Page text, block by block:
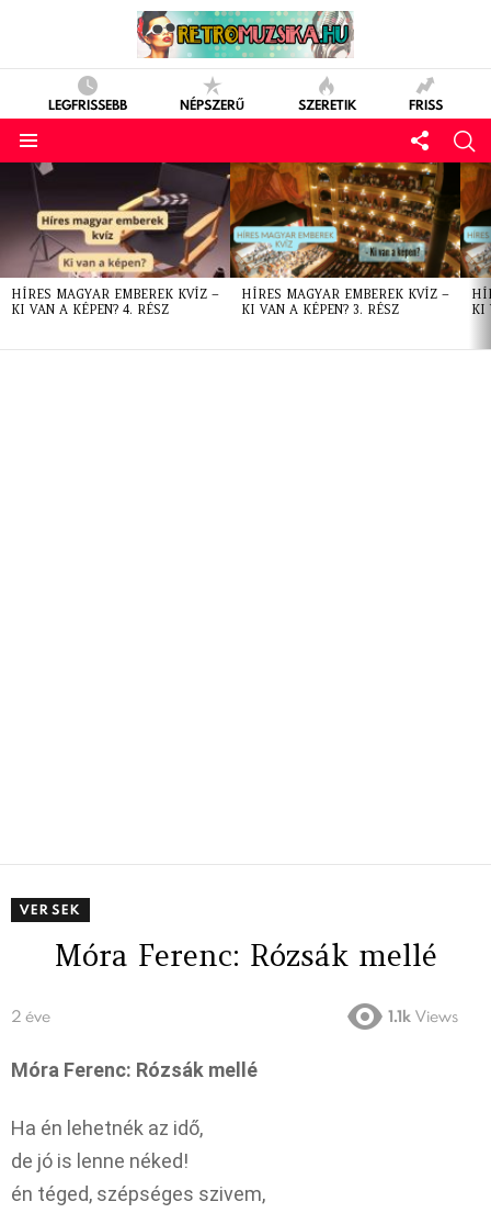
LEGFRISSEBB NÉPSZERŰ SZERETIK FRISS
LATEST
STORIES
HÍRES MAGYAR EMBEREK KVÍZ –
KI VAN A KÉPEN? 4. RÉSZ
HÍRES MAGYAR EMBEREK KVÍZ –
KI VAN A KÉPEN? 3. RÉSZ
KI
VERSEK
Móra Ferenc: Rózsák mellé
2 éve 1.1k Views
Móra Ferenc: Rózsák mellé
Ha én lehetnék az idő,
de jó is lenne néked!
én téged, szépséges szivem,